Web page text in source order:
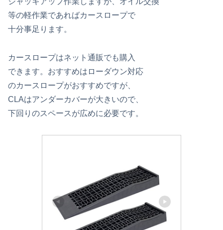
等の軽作業であればカースロープで
十分事足ります。
カースロープはネット通販でも購入
できます。おすすめはローダウン対応
のカースロープがおすすめですが、
CLAはアンダーカバーが大きいので、
下回りのスペースが広めに必要です。